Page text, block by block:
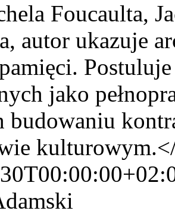
Foucaulta,
autor ukazuje
jako
budowaniu